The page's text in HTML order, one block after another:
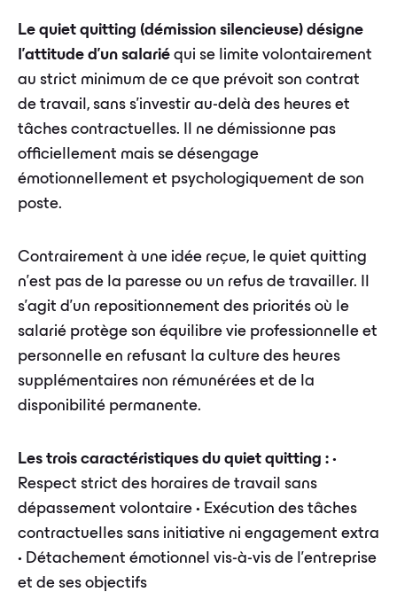
Le quiet quitting (démission silencieuse) désigne
l'attitude d'un salarié qui se limite volontairement
au strict minimum de ce que prévoit son contrat
de travail, sans s'investir au-delà des heures et
tâches contractuelles. Il ne démissionne pas
officiellement mais se désengage
émotionnellement et psychologiquement de son
poste.
Contrairement à une idée reçue, le quiet quitting
n'est pas de la paresse ou un refus de travailler. Il
s'agit d'un repositionnement des priorités où le
salarié protège son équilibre vie professionnelle et
personnelle en refusant la culture des heures
supplémentaires non rémunérées et de la
disponibilité permanente.
Les trois caractéristiques du quiet quitting : •
Respect strict des horaires de travail sans
dépassement volontaire • Exécution des tâches
contractuelles sans initiative ni engagement extra
• Détachement émotionnel vis-à-vis de l'entreprise
et de ses objectifs